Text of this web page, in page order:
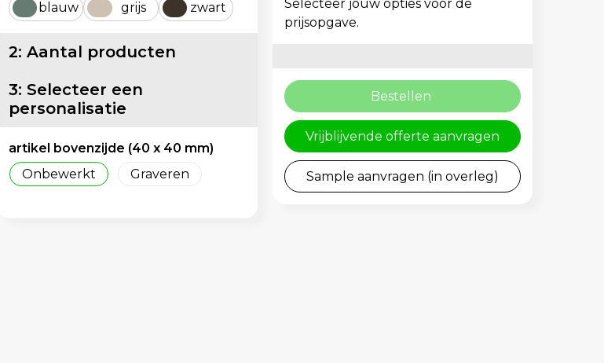
blauw grijs zwart
2: Aantal producten
3: Selecteer een
personalisatie
artikel bovenzijde (40 x 40 mm)
Onbewerkt
Graveren
Selecteer jouw opties voor de
prijsopgave.
Bestellen
Vrijblijvende offerte aanvragen
Sample aanvragen (in overleg)